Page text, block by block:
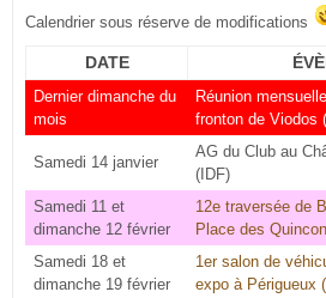
Calendrier sous réserve de modifications
DATE
Dernier dimanche du
mois
Réunion
fronton de Viodos
Samedi 14 janvier
AG du Club au
(IDF)
Samedi 11 et
dimanche 12 février
12e traversée de
Place des
Samedi 18 et
dimanche 19 février
1er salon de
expo à Périgueux